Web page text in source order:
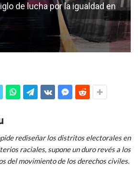
de lucha por la igualdad en
rediseñar los distritos electorales en
raciales, supone un duro revés a los
del movimiento de los derechos civiles.